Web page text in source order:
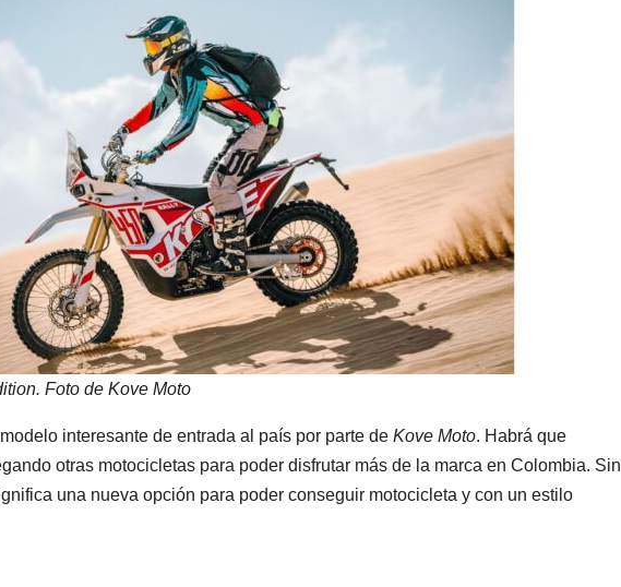
Foto de Kove Moto
interesante de entrada al país por parte de Kove Moto. Habrá que
otras motocicletas para poder disfrutar más de la marca en Colombia. Sin
una nueva opción para poder conseguir motocicleta y con un estilo